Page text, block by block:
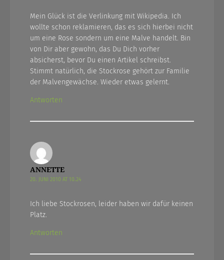
Mein Glück ist die Verlinkung mit Wikipedia. Ich
wollte schon reklamieren, das es sich hierbei nicht
um eine Rose sondern um eine Malve handelt. Bin
von Dir aber gewohn, das Du Dich vorher
absicherst, bevor Du einen Artikel schreibst.
Stimmt natürlich, die Stockrose gehört zur Familie
der Malvengewächse. Wieder etwas gelernt.
Antworten
ANNETTE
20. JUNI 2010 AT 10.24
Ich liebe Stockrosen, leider haben wir dafür keinen
Platz.
Antworten